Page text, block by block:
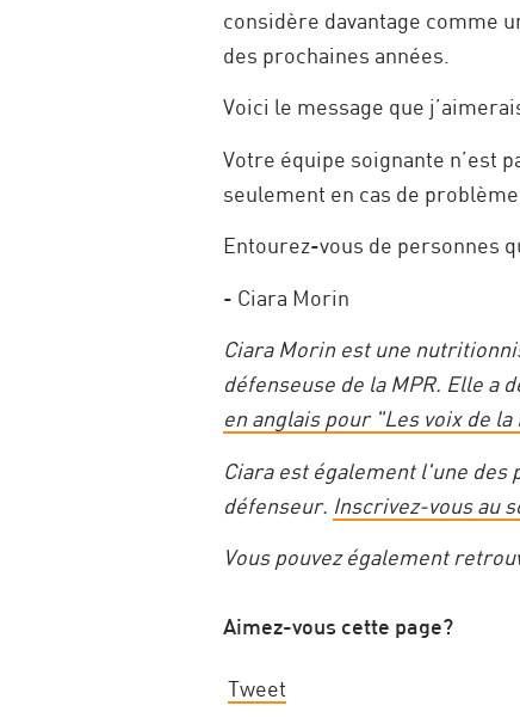
considère davantage comme
des prochaines années.
Voici le message que
Votre équipe soignante n’est
seulement en cas de problème.
Entourez-vous de personnes
- Ciara Morin
Ciara Morin est une
défenseuse de la MPR. Elle a
en anglais pour "Les voix de la
Ciara est également l'une
défenseur. Inscrivez-vous au
Vous pouvez également
Aimez-vous cette page?
Tweet